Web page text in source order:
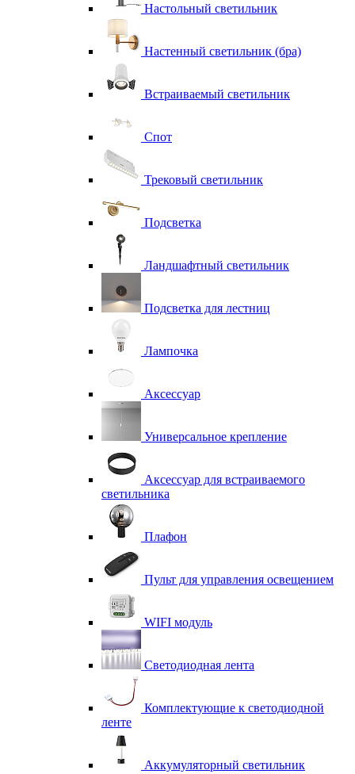
Настольный светильник
Настенный светильник (бра)
Встраиваемый светильник
Спот
Трековый светильник
Подсветка
Ландшафтный светильник
Подсветка для лестниц
Лампочка
Аксессуар
Универсальное крепление
Аксессуар для встраиваемого
светильника
Плафон
Пульт для управления освещением
WIFI модуль
Светодиодная лента
Комплектующие к светодиодной
ленте
Аккумуляторный светильник